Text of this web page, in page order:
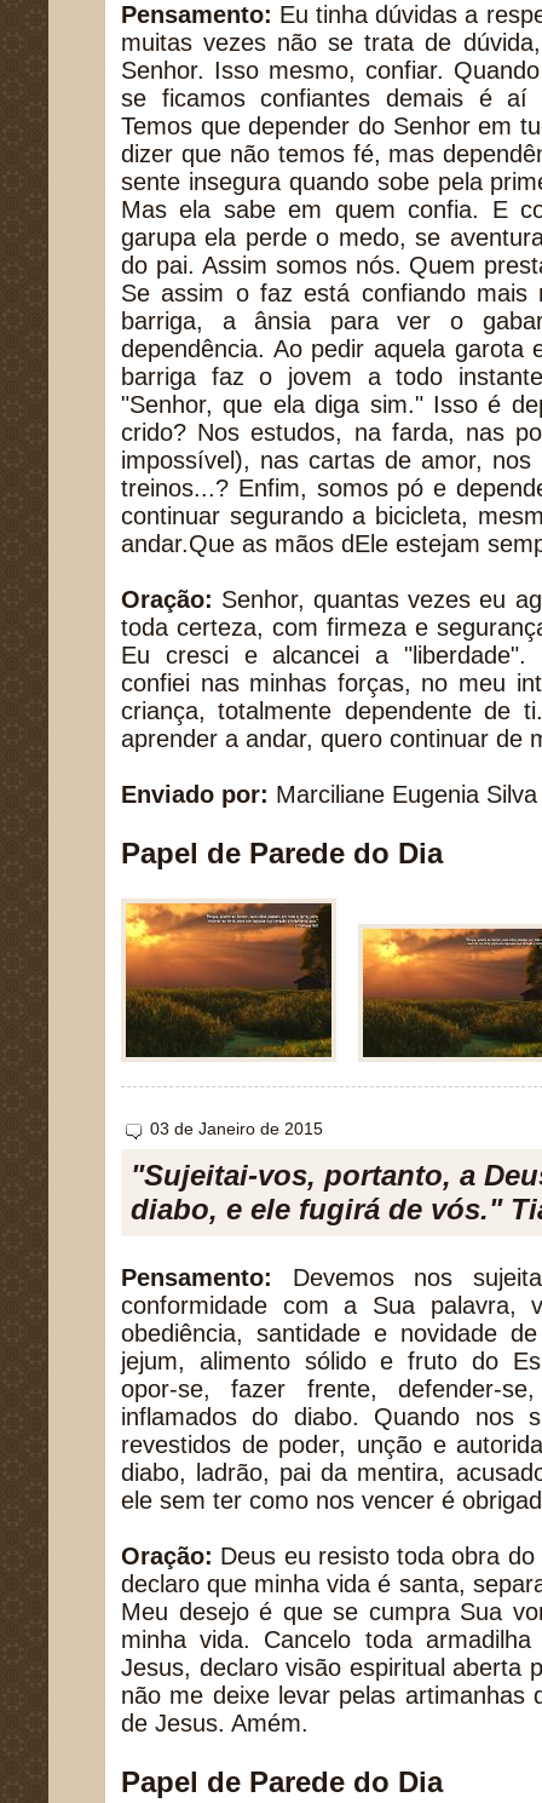
Pensamento: Eu tinha dúvidas a
muitas vezes não se trata de
Senhor. Isso mesmo, confiar.
se ficamos confiantes demais é aí
Temos que depender do Senhor em
dizer que não temos fé, mas
sente insegura quando sobe pela
Mas ela sabe em quem confia. E
garupa ela perde o medo, se
do pai. Assim somos nós. Quem
Se assim o faz está confiando
barriga, a ânsia para ver o
dependência. Ao pedir aquela garota
barriga faz o jovem a todo
"Senhor, que ela diga sim." Isso é
crido? Nos estudos, na farda, nas
impossível), nas cartas de amor,
treinos...? Enfim, somos pó e
continuar segurando a bicicleta,
andar.Que as mãos dEle estejam
Oração: Senhor, quantas vezes eu
toda certeza, com firmeza e
Eu cresci e alcancei a "liberdade".
confiei nas minhas forças, no meu
criança, totalmente dependente de
aprender a andar, quero continuar de
Enviado por: Marciliane Eugenia Silva
Papel de Parede do Dia
03 de Janeiro de 2015
"Sujeitai-vos, portanto, a
diabo, e ele fugirá de vós."
Pensamento: Devemos nos
conformidade com a Sua palavra,
obediência, santidade e novidade
jejum, alimento sólido e fruto do
opor-se, fazer frente, defender-
inflamados do diabo. Quando nos
revestidos de poder, unção e
diabo, ladrão, pai da mentira,
ele sem ter como nos vencer é
Oração: Deus eu resisto toda obra
declaro que minha vida é santa,
Meu desejo é que se cumpra Sua
minha vida. Cancelo toda
Jesus, declaro visão espiritual aberta
não me deixe levar pelas artimanhas
de Jesus. Amém.
Papel de Parede do Dia